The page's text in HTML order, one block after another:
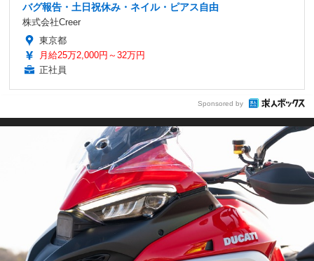
バグ報告・土日祝休み・ネイル・ピアス自由
株式会社Creer
東京都
月給25万2,000円～32万円
正社員
Sponsored by